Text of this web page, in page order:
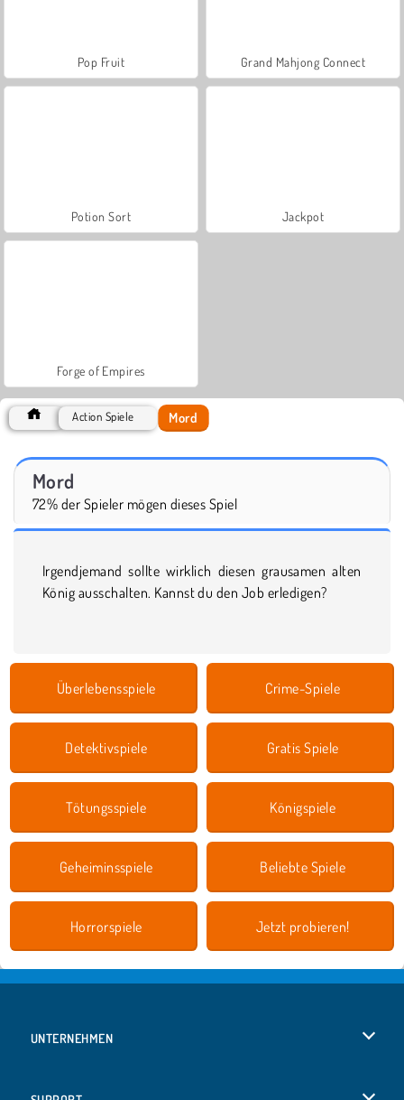
Pop Fruit Grand Mahjong Connect
Potion Sort Jackpot
Forge of Empires
Action Spiele Mord
Mord
72% der Spieler mögen dieses Spiel
Irgendjemand sollte wirklich diesen grausamen alten
König ausschalten. Kannst du den Job erledigen?
Überlebensspiele Crime-Spiele
Detektivspiele Gratis Spiele
Tötungsspiele Königspiele
Geheiminsspiele Beliebte Spiele
Horrorspiele Jetzt probieren!
UNTERNEHMEN